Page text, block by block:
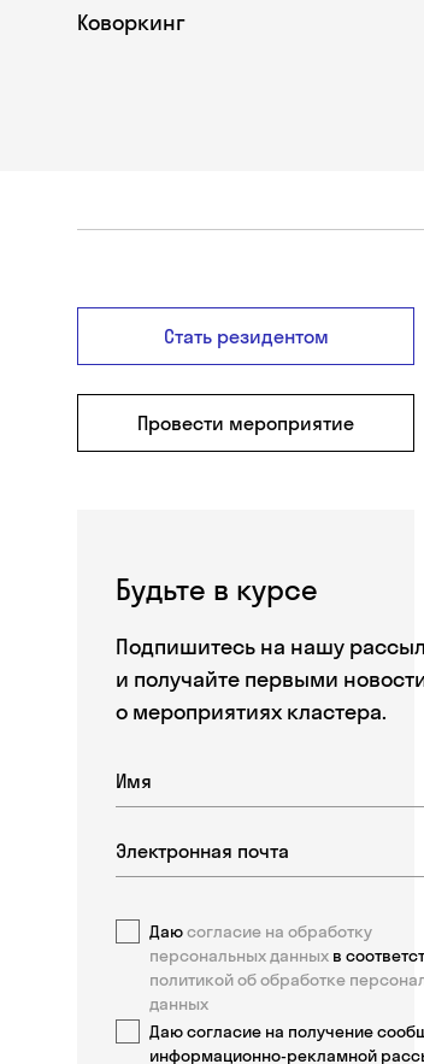
Коворкинг
Стать резидентом
Провести мероприятие
Будьте в курсе
Подпишитесь на нашу
и получайте первыми
о мероприятиях кластера.
Даюсогласие на обработку
персональных данных в
политикой об обработке
данных
Даю согласие на получение
информационно-рекламной